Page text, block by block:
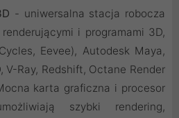
- uniwersalna stacja robocza
i programami 3D,
Eevee), Autodesk Maya,
V-Ray, Redshift, Octane Render
karta graficzna i procesor
szybki rendering,